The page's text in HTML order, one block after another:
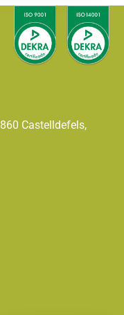
Castelldefels,